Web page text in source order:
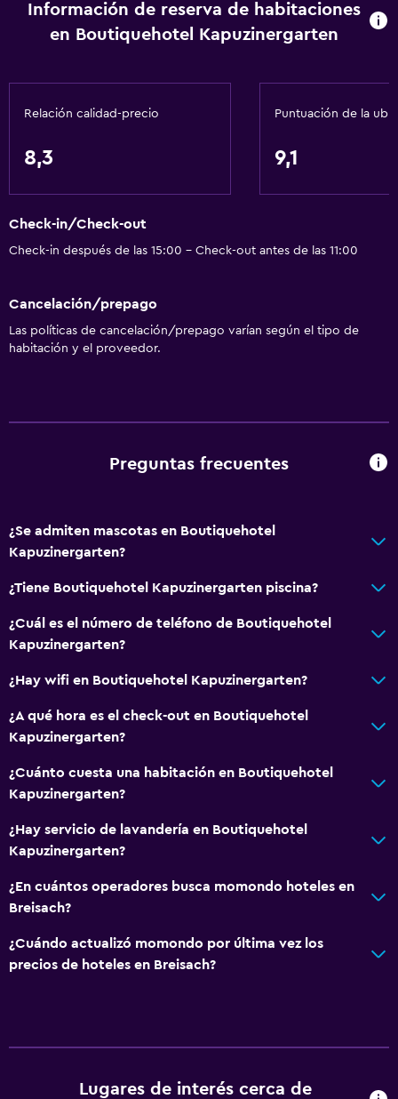
Información de reserva de habitaciones
en Boutiquehotel Kapuzinergarten
Relación calidad-precio
8,3
Puntuación de la
9,1
Check-in/Check-out
Check-in después de las 15:00 - Check-out antes de las 11:00
Cancelación/prepago
Las políticas de cancelación/prepago varían según el tipo de
habitación y el proveedor.
Preguntas frecuentes
¿Se admiten mascotas en Boutiquehotel
Kapuzinergarten?
¿Tiene Boutiquehotel Kapuzinergarten piscina?
¿Cuál es el número de teléfono de Boutiquehotel
Kapuzinergarten?
¿Hay wifi en Boutiquehotel Kapuzinergarten?
¿A qué hora es el check-out en Boutiquehotel
Kapuzinergarten?
¿Cuánto cuesta una habitación en Boutiquehotel
Kapuzinergarten?
¿Hay servicio de lavandería en Boutiquehotel
Kapuzinergarten?
¿En cuántos operadores busca momondo hoteles en
Breisach?
¿Cuándo actualizó momondo por última vez los
precios de hoteles en Breisach?
Lugares de interés cerca de